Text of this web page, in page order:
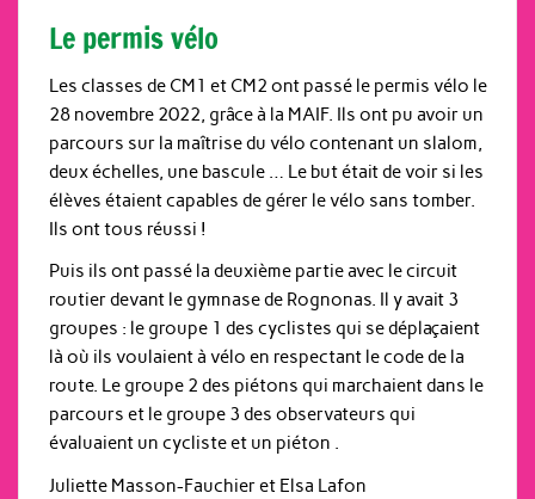
Le permis vélo
Les classes de CM1 et CM2 ont passé le permis vélo le
28 novembre 2022, grâce à la MAIF. Ils ont pu avoir un
parcours sur la maîtrise du vélo contenant un slalom,
deux échelles, une bascule … Le but était de voir si les
élèves étaient capables de gérer le vélo sans tomber.
Ils ont tous réussi !
Puis ils ont passé la deuxième partie avec le circuit
routier devant le gymnase de Rognonas. Il y avait 3
groupes : le groupe 1 des cyclistes qui se déplaçaient
là où ils voulaient à vélo en respectant le code de la
route. Le groupe 2 des piétons qui marchaient dans le
parcours et le groupe 3 des observateurs qui
évaluaient un cycliste et un piéton .
Juliette Masson-Fauchier et Elsa Lafon